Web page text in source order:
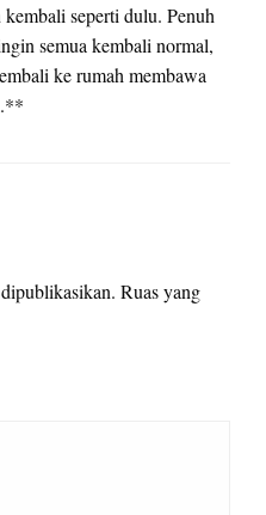
kembali seperti dulu. Penuh
semua kembali normal,
ke rumah membawa
Ruas yang